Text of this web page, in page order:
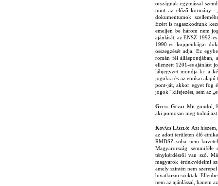
országnak egymással
mint az előző kormány
dokumentumok
Ezért is ragaszkodtunk
emeljen be három nem
ajánlását, az ENSZ 1992-
1990-es koppenhágai
összegzését adja. Ez
román fél álláspontjában,
ellenzett 1201-es ajánlást
lábjegyzet mondja ki: a
jogokra és az etnikai alapú
pont-ját, akkor egyet fog
jogok” kifejezést, sem az
Gecse Géza: Mit gondol,
aki pontosan meg tudná
Kovács László: Azt
az adott területen élő
RMDSZ soha nem
Magyarország
ténykérdésről van szó.
magyarok érdekvédelmi
amely szintén nem
hivatkozni szoktak.
nem az ajánlással, hanem